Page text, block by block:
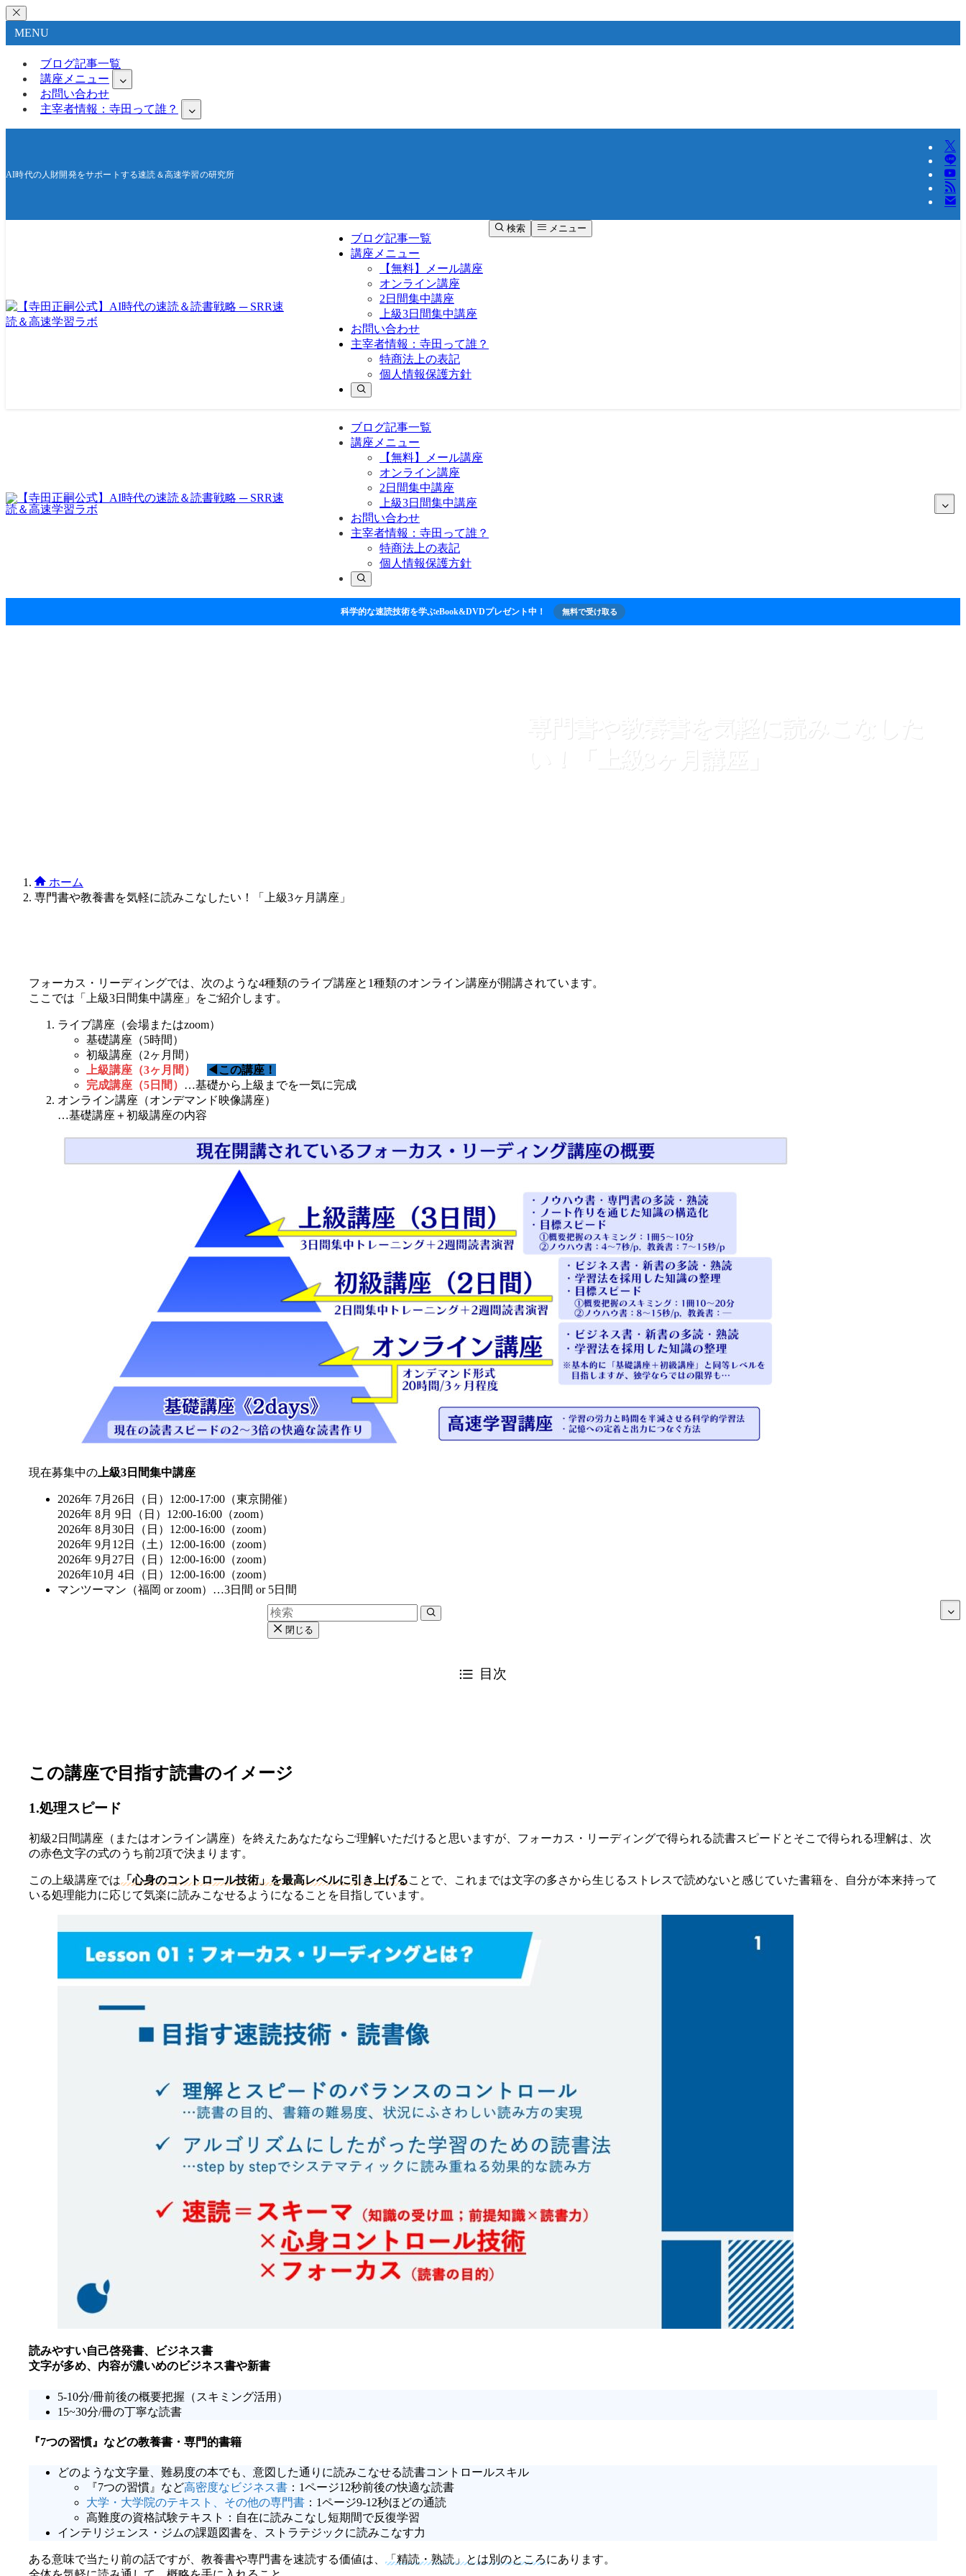
MENU
ブログ記事一覧
講座メニュー
お問い合わせ
主宰者情報：寺田って誰？
AI時代の人財開発をサポートする速読＆高速学習の研究所
ブログ記事一覧
講座メニュー
【無料】メール講座
オンライン講座
2日間集中講座
上級3日間集中講座
お問い合わせ
主宰者情報：寺田って誰？
特商法上の表記
個人情報保護方針
検索 メニュー
ブログ記事一覧
講座メニュー
【無料】メール講座
オンライン講座
2日間集中講座
上級3日間集中講座
お問い合わせ
主宰者情報：寺田って誰？
特商法上の表記
個人情報保護方針
科学的な速読技術を学ぶeBook&DVDプレゼント中！ 無料で受け取る
専門書や教養書を気軽に読みこなした
い！「上級3ヶ月講座」
ホーム
専門書や教養書を気軽に読みこなしたい！「上級3ヶ月講座」
フォーカス・リーディングでは、次のような4種類のライブ講座と1種類のオンライン講座が開講されています。
ここでは「上級3日間集中講座」をご紹介します。
ライブ講座（会場またはzoom）
基礎講座（5時間）
初級講座（2ヶ月間）
上級講座（3ヶ月間）
◀この講座！
完成講座（5日間） …基礎から上級までを一気に完成
オンライン講座（オンデマンド映像講座）
…基礎講座＋初級講座の内容
現在募集中の 上級3日間集中講座
2026年 7月26日（日）12:00-17:00（東京開催）
2026年 8月 9日（日）12:00-16:00（zoom）
2026年 8月30日（日）12:00-16:00（zoom）
2026年 9月12日（土）12:00-16:00（zoom）
2026年 9月27日（日）12:00-16:00（zoom）
2026年10月 4日（日）12:00-16:00（zoom）
マンツーマン（福岡 or zoom）…3日間 or 5日間
目次
この講座で目指す読書のイメージ
1.処理スピード
初級2日間講座（またはオンライン講座）を終えたあなたならご理解いただけると思いますが、フォーカス・リーディングで得られる読書スピードとそこで得られる理解は、次
の赤色文字の式のうち前2項で決まります。
この上級講座では「心身のコントロール技術」を最高レベルに引き上げることで、これまでは文字の多さから生じるストレスで読めないと感じていた書籍を、自分が本来持って
いる処理能力に応じて気楽に読みこなせるようになることを目指しています。
読みやすい自己啓発書、ビジネス書
文字が多め、内容が濃いめのビジネス書や新書
5-10分/冊前後の概要把握（スキミング活用）
15~30分/冊の丁寧な読書
『7つの習慣』などの教養書・専門的書籍
どのような文字量、難易度の本でも、意図した通りに読みこなせる読書コントロールスキル
『7つの習慣』など高密度なビジネス書 ：1ページ12秒前後の快適な読書
大学・大学院のテキスト、その他の専門書 ：1ページ9-12秒ほどの通読
高難度の資格試験テキスト：自在に読みこなし短期間で反復学習
インテリジェンス・ジムの課題図書を、ストラテジックに読みこなす力
ある意味で当たり前の話ですが、教養書や専門書を速読する価値は、 「精読・熟読」とは別のところにあります。
閉じる